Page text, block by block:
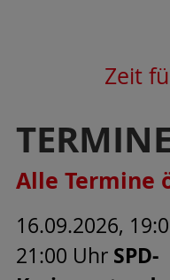
Zeit
TERMINE
Alle Termine
16.09.2026,
21:00 Uhr SPD-